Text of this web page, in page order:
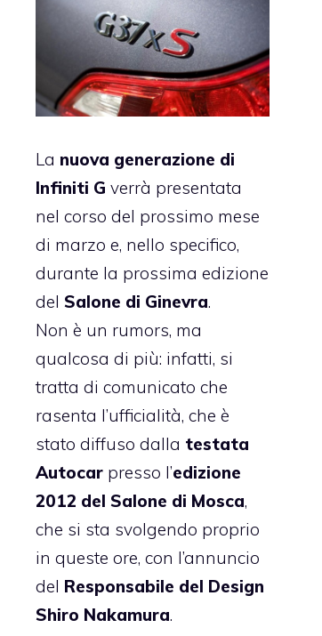
La nuova generazione di
Infiniti G verrà presentata
nel corso del prossimo mese
di marzo e, nello specifico,
durante la prossima edizione
del Salone di Ginevra.
Non è un rumors, ma
qualcosa di più: infatti, si
tratta di comunicato che
rasenta l’ufficialità, che è
stato diffuso dalla testata
Autocar presso l’edizione
2012 del Salone di Mosca,
che si sta svolgendo proprio
in queste ore, con l’annuncio
del Responsabile del Design
Shiro Nakamura.